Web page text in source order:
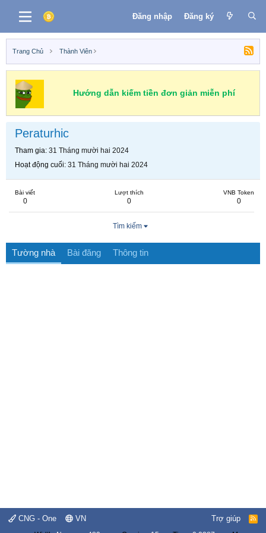
Đăng nhập Đăng ký
Trang Chủ Thành Viên
Hướng dẫn kiếm tiền đơn giản miễn phí
Peraturhic
Tham gia 31 Tháng mười hai 2024
Hoạt động cuối 31 Tháng mười hai 2024
Bài viết
0
Lượt thích
0
VNB Token
0
Tìm kiếm
Tường nhà Bài đăng Thông tin
CNG - One VN Trợ giúp
R